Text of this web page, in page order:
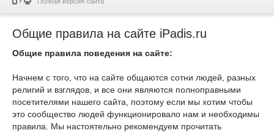
Общие правила на сайте iPadis.ru
Общие правила поведения на сайте:
Начнем с того, что на сайте общаются сотни людей, разных
религий и взглядов, и все они являются полноправными
посетителями нашего сайта, поэтому если мы хотим чтобы
это сообщество людей функционировало нам и необходимы
правила. Мы настоятельно рекомендуем прочитать